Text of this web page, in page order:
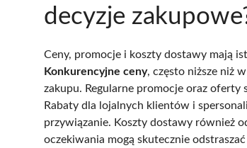
decyzje
Ceny, promocje i koszty dostawy mają
Konkurencyjne ceny, często niższe niż
zakupu. Regularne promocje oraz oferty
Rabaty dla lojalnych klientów i
przywiązanie. Koszty dostawy również
oczekiwania mogą skutecznie